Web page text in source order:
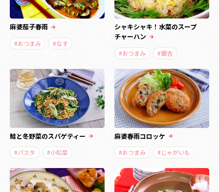
麻婆茄子春雨
#おつまみ #なす
シャキシャキ！水菜のスープ
チャーハン
#おつまみ #銀杏
鮭と冬野菜のスパゲティー
#パスタ #小松菜
麻婆春雨コロッケ
#おつまみ #じゃがいも